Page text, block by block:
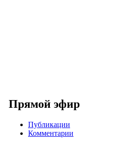
Прямой эфир
Публикации
Комментарии